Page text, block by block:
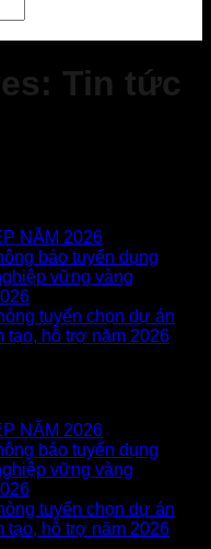
Tin tức
NĂM 2026
báo tuyển dụng
vững vàng
tuyển chọn dự án
tạo, hỗ trợ năm 2026
NĂM 2026
báo tuyển dụng
vững vàng
tuyển chọn dự án
tạo, hỗ trợ năm 2026